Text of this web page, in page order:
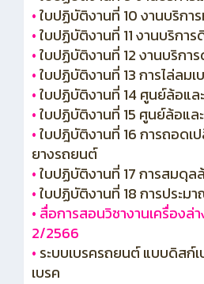
•ใบปฏิบัติงานที่ 10 งานบริกา
•ใบปฏิบัติงานที่ 11 งานบริกา
•ใบปฏิบัติงานที่ 12 งานบริกา
•ใบปฏิบัติงานที่ 13 การไล่ลมเ
•ใบปฏิบัติงานที่ 14 ศูนย์ล้อแ
•ใบปฏิบัติงานที่ 15 ศูนย์ล้อแ
•ใบปฎิบัติงานที่ 16 การถอดเ
ยางรถยนต์
•ใบปฏิบัติงานที่ 17 การสมดุล
•ใบปฏิบัติงานที่ 18 การประม
• สื่อการสอนวิชางานเครื่องล่
2/2566
• ระบบเบรครถยนต์ แบบดิสก์
เบรค